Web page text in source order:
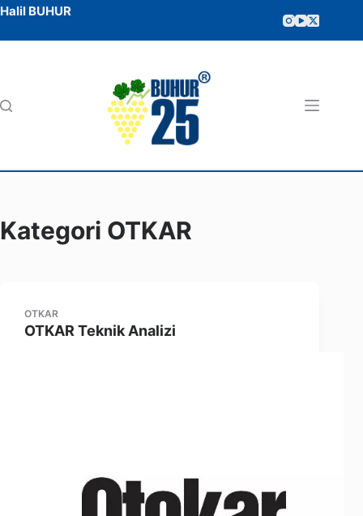
Halil BUHUR
Kategori OTKAR
OTKAR
OTKAR Teknik Analizi